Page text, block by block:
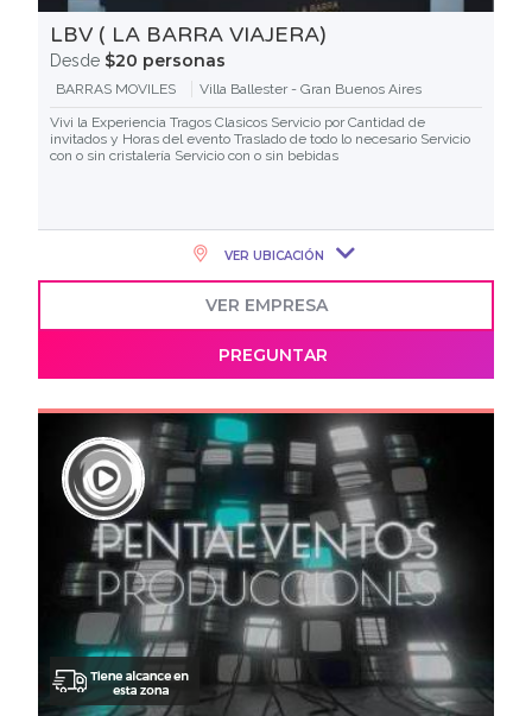
LBV ( LA BARRA VIAJERA)
Desde $20 personas
BARRAS MOVILES
Villa Ballester - Gran Buenos Aires
Vivi la Experiencia Tragos Clasicos Servicio por Cantidad de
invitados y Horas del evento Traslado de todo lo necesario Servicio
con o sin cristalería Servicio con o sin bebidas
VER UBICACIÓN
VER EMPRESA
PREGUNTAR